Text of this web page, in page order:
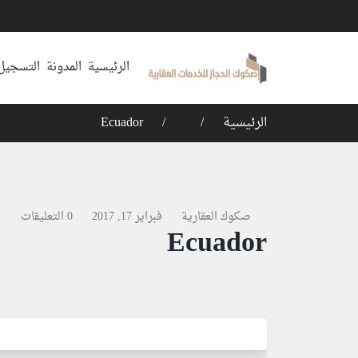
الرئيسية المدونة
الرئيسية Ecuador
صكوك العقارية فبراير 17, 2017 0 التعليقات
Ecuador